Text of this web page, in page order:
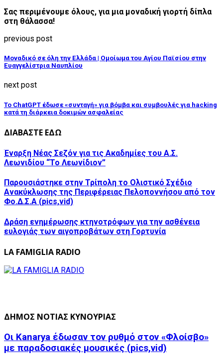
Σας περιμένουμε όλους, για μια μοναδική γιορτή δίπλα
στη θάλασσα!
previous post
Μοναδικό σε όλη την Ελλάδα | Ομοίωμα του Αγίου Παϊσίου στην
Ευαγγελίστρια Ναυπλίου
next post
Το ChatGPT έδωσε «συνταγή» για βόμβα και συμβουλές για hacking
κατά τη διάρκεια δοκιμών ασφαλείας
ΔΙΑΒΑΣΤΕ ΕΔΩ
Έναρξη Νέας Σεζόν για τις Ακαδημίες του Α.Σ.
Λεωνιδίου “Το Λεωνίδιον”
Παρουσιάστηκε στην Τρίπολη το Ολιστικό Σχέδιο
Ανακύκλωσης της Περιφέρειας Πελοποννήσου από τον
Φο.Δ.Σ.Α (pics,vid)
Δράση ενημέρωσης κτηνοτρόφων για την ασθένεια
ευλογιάς των αιγοπροβάτων στη Γορτυνία
LA FAMIGLIA RADIO
ΔΗΜΟΣ ΝΟΤΙΑΣ ΚΥΝΟΥΡΙΑΣ
Οι Kanarya έδωσαν τον ρυθμό στον «Φλοίσβο»
με παραδοσιακές μουσικές (pics,vid)